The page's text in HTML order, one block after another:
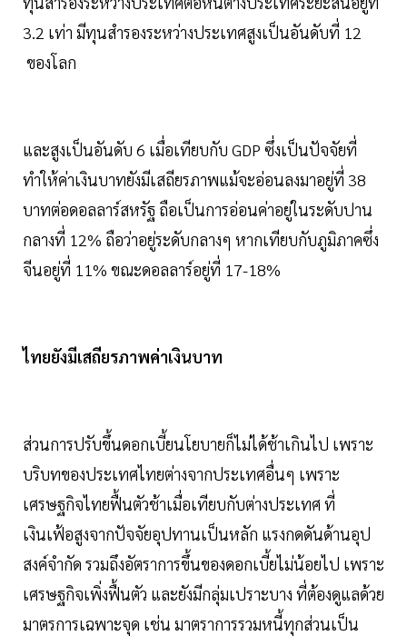
3.2 เท่า มีทุนสำรองระหว่างประเทศสูงเป็นอันดับที่ 12
ของโลก
และสูงเป็นอันดับ 6 เมื่อเทียบกับ GDP ซึ่งเป็นปัจจัยที่
ทำให้ค่าเงินบาทยังมีเสถียรภาพแม้จะอ่อนลงมาอยู่ที่ 38
บาทต่อดอลลาร์สหรัฐ ถือเป็นการอ่อนค่าอยู่ในระดับปาน
กลางที่ 12% ถือว่าอยู่ระดับกลางๆ หากเทียบกับภูมิภาคซึ่ง
จีนอยู่ที่ 11% ขณะดอลลาร์อยู่ที่ 17-18%
ไทยยังมีเสถียรภาพค่าเงินบาท
ส่วนการปรับขึ้นดอกเบี้ยนโยบายก็ไม่ได้ช้าเกินไป เพราะ
บริบทของประเทศไทยต่างจากประเทศอื่นๆ เพราะ
เศรษฐกิจไทยฟื้นตัวช้าเมื่อเทียบกับต่างประเทศ ที่
เงินเฟ้อสูงจากปัจจัยอุปทานเป็นหลัก แรงกดดันด้านอุป
สงค์จํากัด รวมถึงอัตราการขึ้นของดอกเบี้ยไม่น้อยไป เพราะ
เศรษฐกิจเพิ่งฟื้นตัว และยังมีกลุ่มเปราะบาง ที่ต้องดูแลด้วย
มาตรการเฉพาะจุด เช่น มาตราการรวมหนี้ทุกส่วนเป็น